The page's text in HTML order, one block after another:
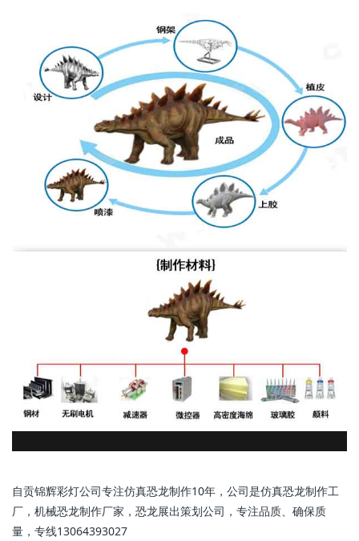
自贡锦辉彩灯公司专注仿真恐龙制作10年，公司是仿真恐龙制作工
厂，机械恐龙制作厂家，恐龙展出策划公司，专注品质、确保质
量，专线13064393027